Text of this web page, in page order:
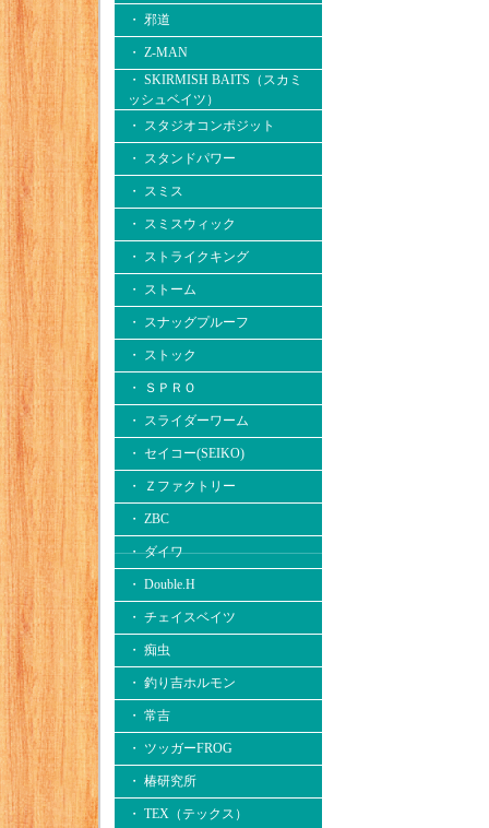
・ 邪道
・ Z-MAN
・ SKIRMISH BAITS（スカミ
ッシュベイツ）
・ スタジオコンポジット
・ スタンドパワー
・ スミス
・ スミスウィック
・ ストライクキング
・ ストーム
・ スナッグプルーフ
・ ストック
・ ＳＰＲＯ
・ スライダーワーム
・ セイコー(SEIKO)
・ Ｚファクトリー
・ ZBC
・ ダイワ
・ Double.H
・ チェイスベイツ
・ 痴虫
・ 釣り吉ホルモン
・ 常吉
・ ツッガーFROG
・ 椿研究所
・ TEX（テックス）